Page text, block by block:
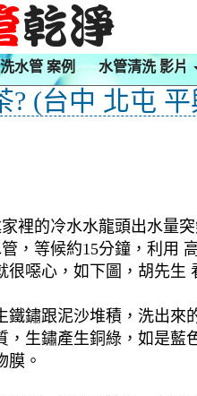
洗水管 案例 水管清洗 影片
? (台中 北屯
裡的冷水水龍頭出水量
，等候約15分鐘，利用
噁心，如下圖，胡先生
鐵鏽跟泥沙堆積，洗出
生鏽產生銅綠，如是
膜。